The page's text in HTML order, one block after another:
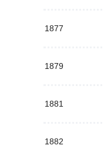
1877
1879
1881
1882